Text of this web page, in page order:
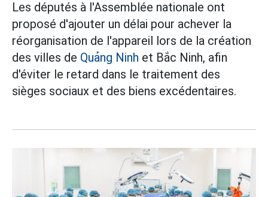
Les députés à l'Assemblée nationale ont
proposé d'ajouter un délai pour achever la
réorganisation de l'appareil lors de la création
des villes de Quảng Ninh et Bắc Ninh, afin
d'éviter le retard dans le traitement des
sièges sociaux et des biens excédentaires.